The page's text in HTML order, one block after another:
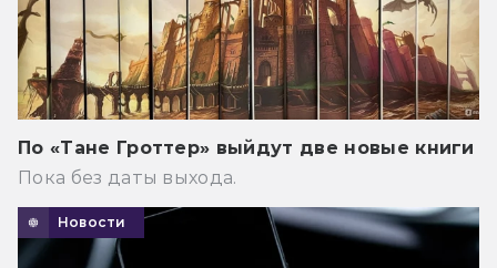
По «Тане Гроттер» выйдут две новые книги
Пока без даты выхода.
Новости